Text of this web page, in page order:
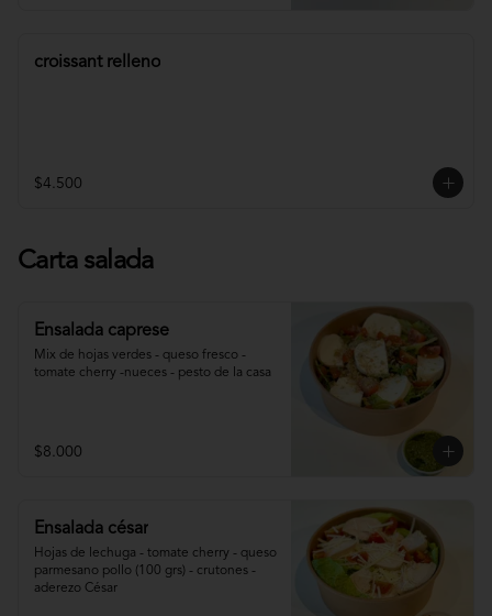
croissant relleno
$4.500
Carta salada
Ensalada caprese
Mix de hojas verdes - queso fresco -
tomate cherry -nueces - pesto de la casa
$8.000
Ensalada césar
Hojas de lechuga - tomate cherry - queso
parmesano pollo (100 grs) - crutones -
aderezo César